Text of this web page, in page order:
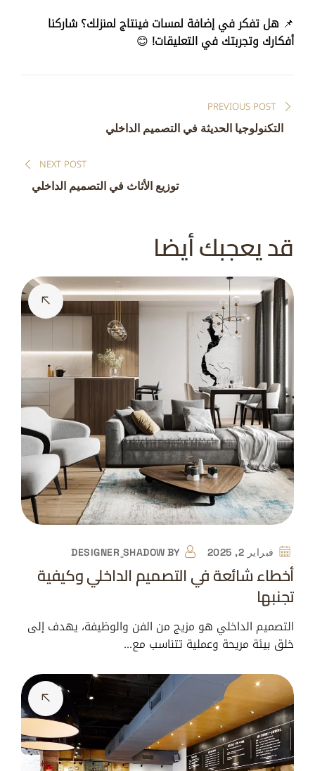
📌 هل تفكر في إضافة لمسات فينتاج لمنزلك؟ شاركنا
أفكارك وتجربتك في التعليقات! 😊
المقالات
PREVIOUS POST
التكنولوجيا الحديثة في التصميم الداخلي
NEXT POST
توزيع الأثاث في التصميم الداخلي
قد يعجبك أيضا
فبراير 2, 2025 BY DESIGNER ٍSHADOW
أخطاء شائعة في التصميم الداخلي وكيفية
تجنبها
التصميم الداخلي هو مزيج من الفن والوظيفة، يهدف إلى
خلق بيئة مريحة وعملية تتناسب مع…